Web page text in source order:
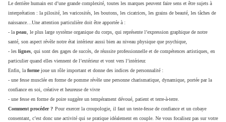
Le derrière humain est d’une grande complexité, toutes les marques peuvent faire sens et être sujets à
interprétation : la pilosité, les varicosités, les boutons, les cicatrices, les grains de beauté, les tâches de
naissance…Une attention particulière doit être apportée à :
- la peau , le plus large système organique du corps, qui représente l’expression graphique de notre
santé, son aspect révèle notre état intérieur aussi bien au niveau physique que psychique,
- les lignes , qui sont des gages de succès, de réussite professionnelle et de compétences artistiques, en
particulier quand elles viennent de l’extérieur et vont vers l’intérieur.
Enfin, la forme joue un rôle important et donne des indices de personnalité :
- une fesse musclée en forme de pomme révèle une personne charismatique, dynamique, portée par la
confiance en soi, créative et heureuse de vivre
- une fesse en forme de poire suggère un tempérament dévoué, patient et terre-à-terre.
Comment procéder ? Pour exercer la croupologie, il faut un teste-fesse de confiance et un cobaye
consentant, c’est donc une activité qui se pratique idéalement en couple. Ne vous focalisez pas sur votre